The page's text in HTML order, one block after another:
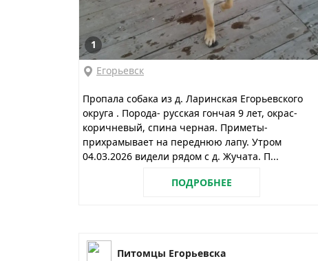
1
Егорьевск
Пропала собака из д. Ларинская Егорьевского
округа . Порода- русская гончая 9 лет, окрас-
коричневый, спина черная. Приметы-
прихрамывает на переднюю лапу. Утром
04.03.2026 видели рядом с д. Жучата. П...
ПОДРОБНЕЕ
Питомцы Егорьевска